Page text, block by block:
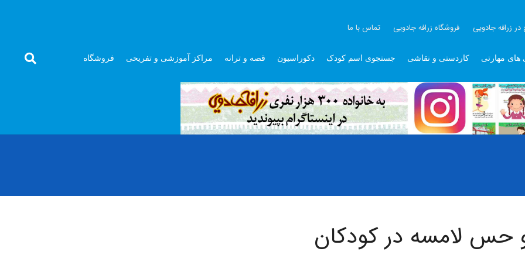
در زرافه جادویی فروشگاه زرافه جادویی تماس با ما
های مهارتی کاردستی و نقاشی جستجوی اسم کودک دکوراسیون قصه و ترانه مراکز آموزشی و تفریحی فروشگاه
لامسه در کودکان